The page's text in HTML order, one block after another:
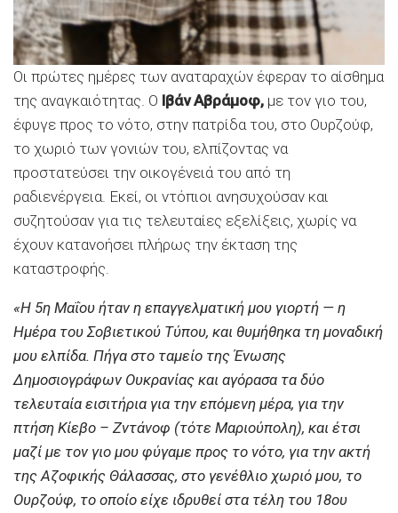
Οι πρώτες ημέρες των αναταραχών έφεραν το αίσθημα
της αναγκαιότητας. Ο Ιβάν Αβράμοφ, με τον γιο του,
έφυγε προς το νότο, στην πατρίδα του, στο Ουρζούφ,
το χωριό των γονιών του, ελπίζοντας να
προστατεύσει την οικογένειά του από τη
ραδιενέργεια. Εκεί, οι ντόπιοι ανησυχούσαν και
συζητούσαν για τις τελευταίες εξελίξεις, χωρίς να
έχουν κατανοήσει πλήρως την έκταση της
καταστροφής.
«Η 5η Μαΐου ήταν η επαγγελματική μου γιορτή — η
Ημέρα του Σοβιετικού Τύπου, και θυμήθηκα τη μοναδική
μου ελπίδα. Πήγα στο ταμείο της Ένωσης
Δημοσιογράφων Ουκρανίας και αγόρασα τα δύο
τελευταία εισιτήρια για την επόμενη μέρα, για την
πτήση Κίεβο – Ζντάνοφ (τότε Μαριούπολη), και έτσι
μαζί με τον γιο μου φύγαμε προς το νότο, για την ακτή
της Αζοφικής Θάλασσας, στο γενέθλιο χωριό μου, το
Ουρζούφ, το οποίο είχε ιδρυθεί στα τέλη του 18ου